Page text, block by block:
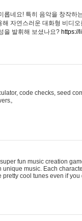
롭네요! 특히 음악을 창작하
자연스러운 대화형 비디
을 발휘해 보셨나요? https://
code checks, seed
。
super fun music creation
music. Each
cool tunes even if